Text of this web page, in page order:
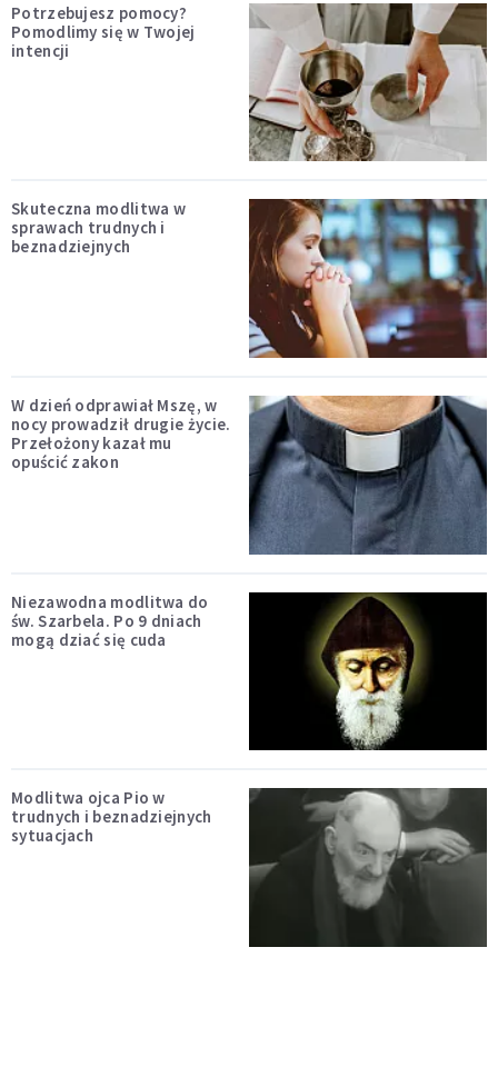
Potrzebujesz pomocy?
Pomodlimy się w Twojej
intencji
Skuteczna modlitwa w
sprawach trudnych i
beznadziejnych
W dzień odprawiał Mszę, w
nocy prowadził drugie życie.
Przełożony kazał mu
opuścić zakon
Niezawodna modlitwa do
św. Szarbela. Po 9 dniach
mogą dziać się cuda
Modlitwa ojca Pio w
trudnych i beznadziejnych
sytuacjach